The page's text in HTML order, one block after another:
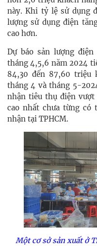
này. Khi tỷ lệ sử dụng
lượng sử dụng điện
cao hơn.
Dự báo sản lượng
tháng 4,5,6 năm 2024
84,30 đến 87,60 triệu
tháng 4 và tháng 5-
nhận tiêu thụ điện
cao nhất chưa từng
nhận tại TPHCM.
Một cơ sở sản xuất ở